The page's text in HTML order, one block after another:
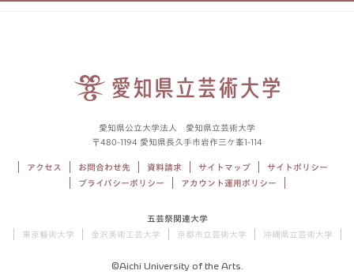
愛知県公立大学法人 愛知県立芸術大学
〒480-1194 愛知県長久手市岩作三ケ峯1-114
アクセス お問合わせ先 資料請求 サイトマップ
サイトポリシー
プライバシーポリシー
アカウント運用ポリシー
五芸祭関連大学
東京藝術大学
金沢美術工芸大学 京都市立芸術大学 沖縄県立芸術大学
©Aichi University of the Arts.